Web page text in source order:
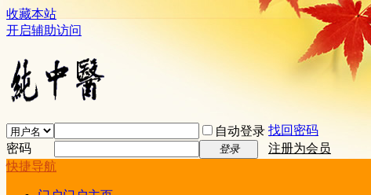
收藏本站
开启辅助访问
自动登录 找回密码
密码
登录
注册为会员
快捷导航